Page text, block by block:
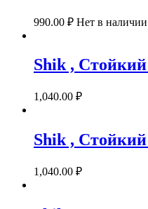
990.00 ₽ Нет в наличии
Shik ,
1,040.00 ₽
Shik ,
1,040.00 ₽